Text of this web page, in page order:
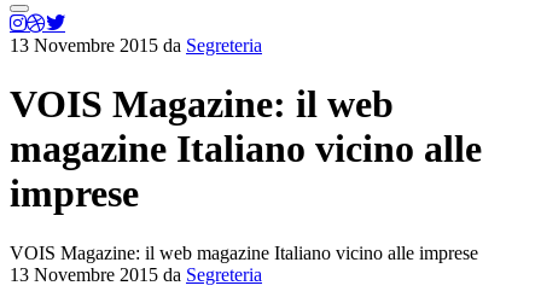
Menu
principale
13 Novembre 2015 da Segreteria
VOIS Magazine: il web
magazine Italiano vicino alle
imprese
VOIS Magazine: il web magazine Italiano vicino alle imprese
13 Novembre 2015 da Segreteria